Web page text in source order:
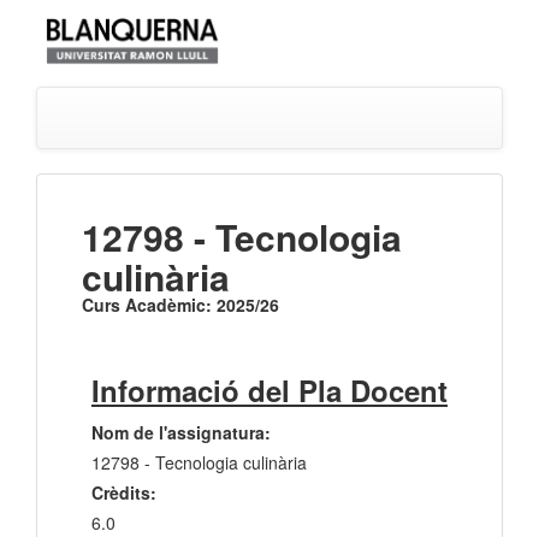
12798 - Tecnologia
culinària
Curs Acadèmic: 2025/26
Informació del Pla Docent
Nom de l'assignatura:
12798 - Tecnologia culinària
Crèdits:
6.0